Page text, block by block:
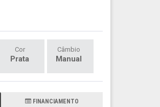
Cor
Prata
Câmbio
Manual
FINANCIAMENTO